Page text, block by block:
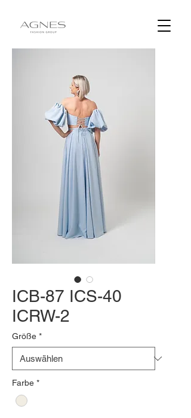
ICB-87 ICS-40
ICRW-2
Größe *
Farbe *